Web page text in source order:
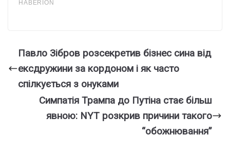
Павло Зібров розсекретив бізнес сина від
ексдружини за кордоном і як часто
спілкується з онуками
Симпатія Трампа до Путіна стає більш
явною: NYT розкрив причини такого
“обожнювання”